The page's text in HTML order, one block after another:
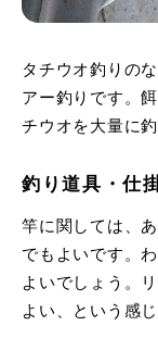
タチウオ釣りの
アー釣りです。
チウオを大量に
釣り道具・仕
竿に関しては、
でもよいです。
よいでしょう。
よい、という感じ